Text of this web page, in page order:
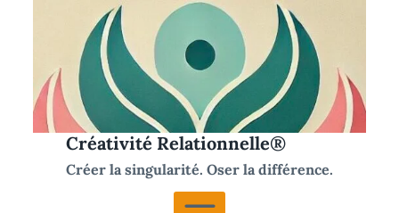
Créativité Relationnelle®
Créer la singularité. Oser la différence.